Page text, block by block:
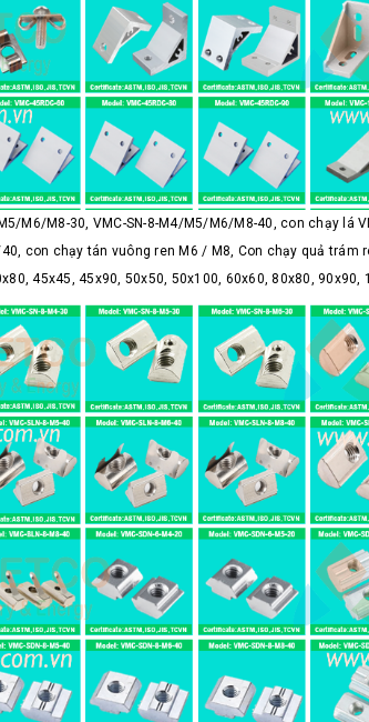
M6/M8-30, VMC-SN-8-M4/M5/M6/M8-40, con chạy lá
con chạy tán vuông ren M6 / M8, Con chạy quả trám
45x45, 45x90, 50x50, 50x100, 60x60, 80x80, 90x90,